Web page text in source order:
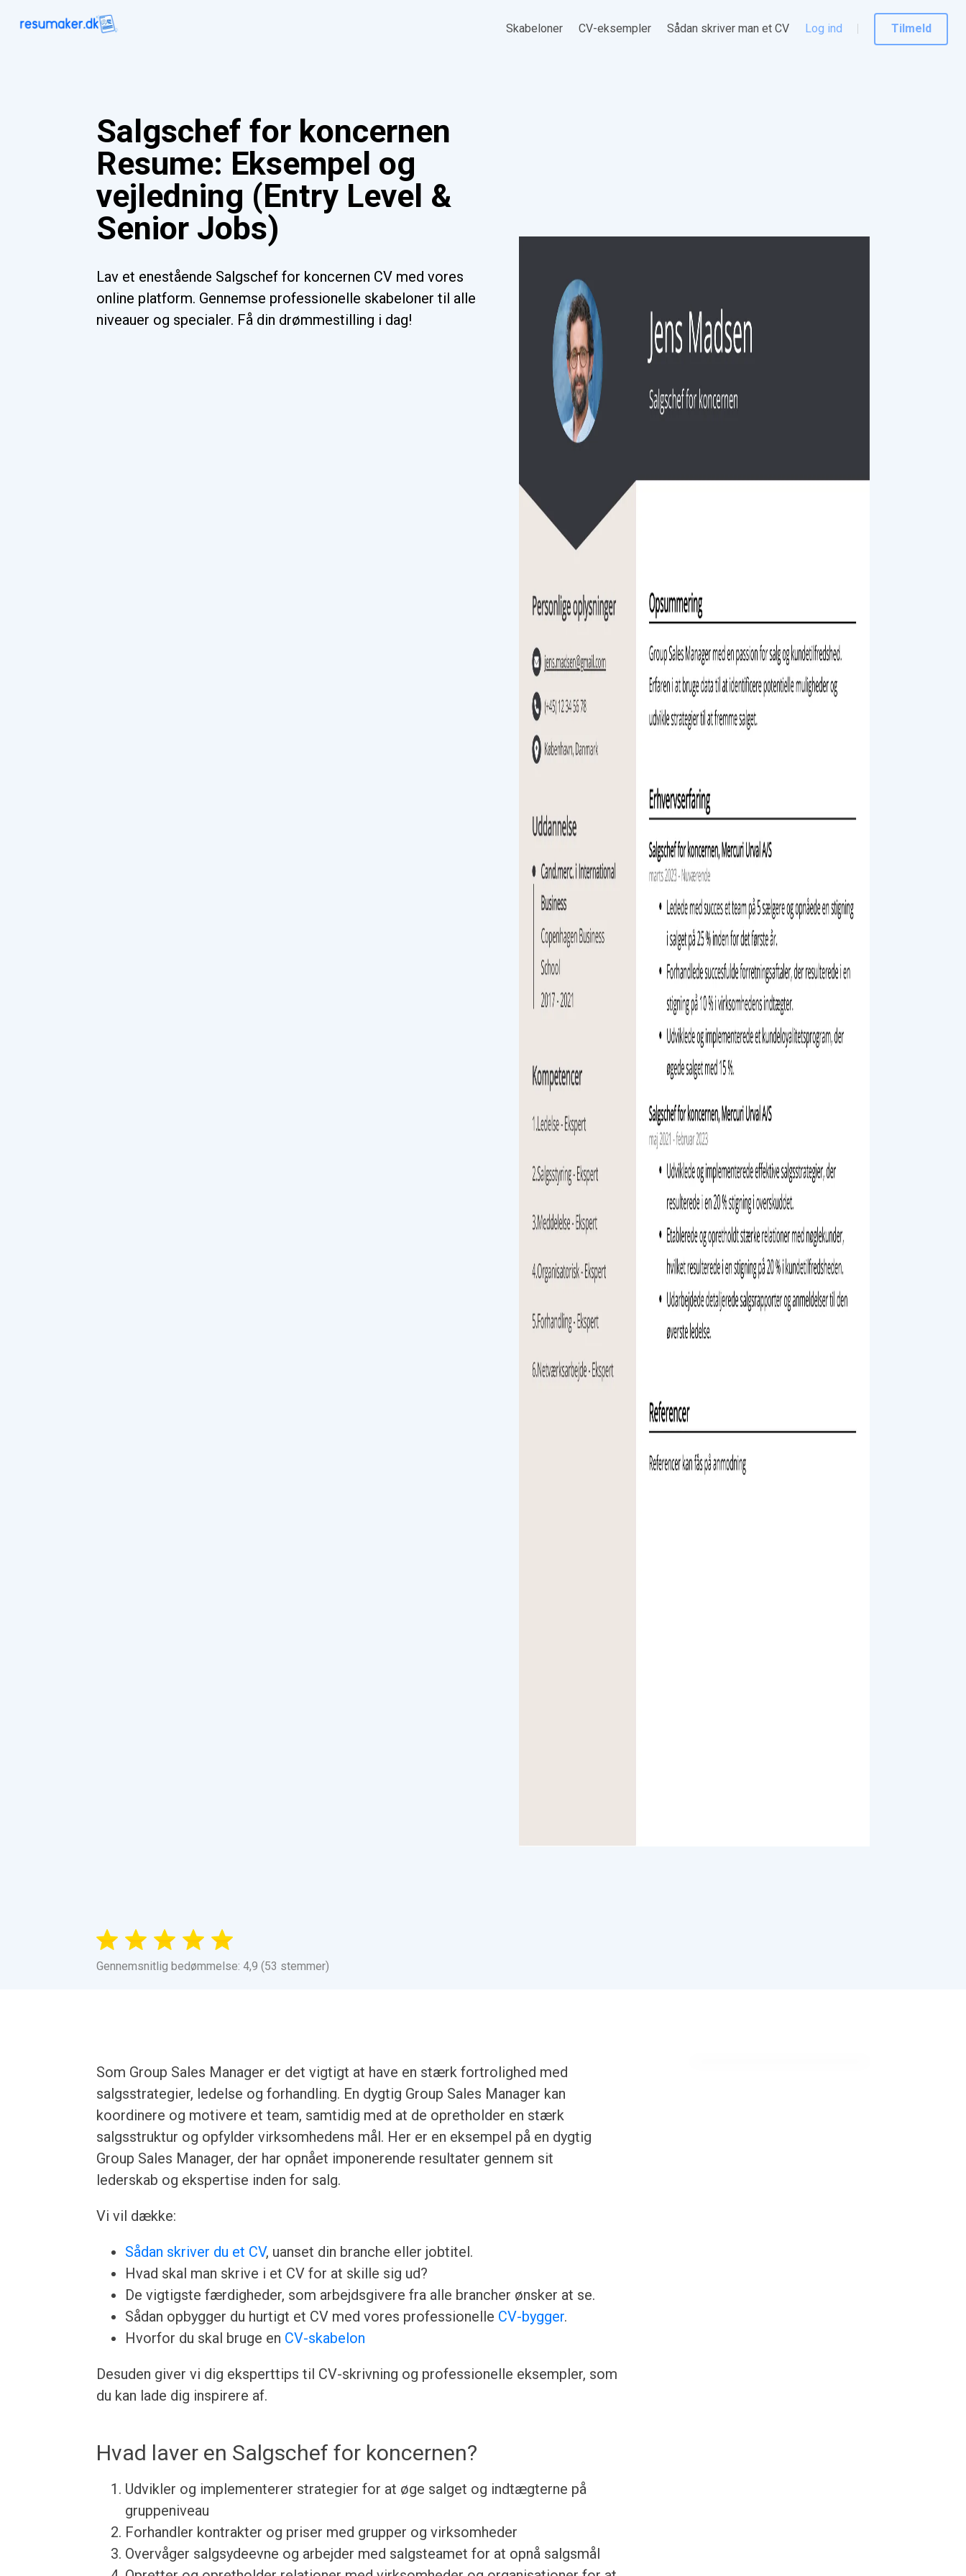
Skabeloner CV-eksempler Sådan skriver man et CV Log ind Tilmeld
Salgschef for koncernen
Resume: Eksempel og
vejledning (Entry Level &
Senior Jobs)
Lav et enestående Salgschef for koncernen CV med vores
online platform. Gennemse professionelle skabeloner til alle
niveauer og specialer. Få din drømmestilling i dag!
Gennemsnitlig bedømmelse: 4,9 (53 stemmer)
Som Group Sales Manager er det vigtigt at have en stærk fortrolighed med
salgsstrategier, ledelse og forhandling. En dygtig Group Sales Manager kan
koordinere og motivere et team, samtidig med at de opretholder en stærk
salgsstruktur og opfylder virksomhedens mål. Her er en eksempel på en dygtig
Group Sales Manager, der har opnået imponerende resultater gennem sit
lederskab og ekspertise inden for salg.
Vi vil dække:
Sådan skriver du et CV, uanset din branche eller jobtitel.
Hvad skal man skrive i et CV for at skille sig ud?
De vigtigste færdigheder, som arbejdsgivere fra alle brancher ønsker at se.
Sådan opbygger du hurtigt et CV med vores professionelle CV-bygger.
Hvorfor du skal bruge en CV-skabelon
Desuden giver vi dig eksperttips til CV-skrivning og professionelle eksempler, som
du kan lade dig inspirere af.
Hvad laver en Salgschef for koncernen?
Udvikler og implementerer strategier for at øge salget og indtægterne på
gruppeniveau
Forhandler kontrakter og priser med grupper og virksomheder
Overvåger salgsydeevne og arbejder med salgsteamet for at opnå salgsmål